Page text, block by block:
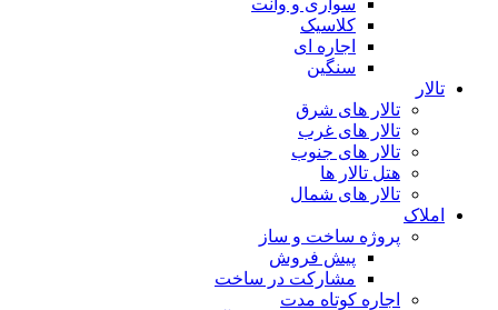
سواری و وانت
کلاسیک
اجاره ای
سنگین
تالار
تالار های شرق
تالار های غرب
تالار های جنوب
هتل تالار ها
تالار های شمال
املاک
پروژه ساخت و ساز
پیش فروش
مشارکت در ساخت
اجاره کوتاه مدت